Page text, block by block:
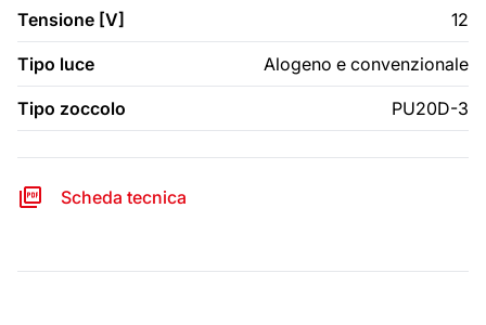
Tensione [V] 12
Tipo luce Alogeno e convenzionale
Tipo zoccolo PU20D-3
Scheda tecnica